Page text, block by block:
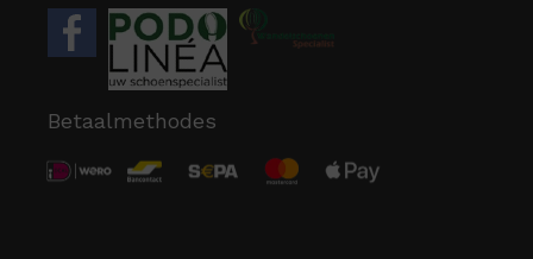
Betaalmethodes